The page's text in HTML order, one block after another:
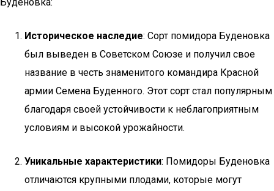
Историческое наследие: Сорт помидора Буденовка
был выведен в Советском Союзе и получил свое
название в честь знаменитого командира Красной
армии Семена Буденного. Этот сорт стал популярным
благодаря своей устойчивости к неблагоприятным
условиям и высокой урожайности.
Уникальные характеристики: Помидоры Буденовка
отличаются крупными плодами, которые могут